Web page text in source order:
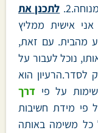
לתכנן את
אישית ממליץ
מהבית. עם זאת,
נוכל לעבור על
הוא
על פי דרך
פי מידת חשיבות
כל משימה באותה